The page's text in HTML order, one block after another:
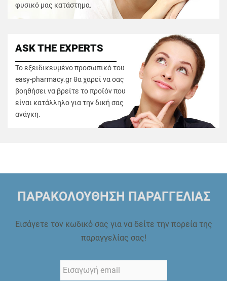
φυσικό μας κατάστημα.
ASK THE EXPERTS
Το εξειδικευμένο προσωπικό του
easy-pharmacy.gr θα χαρεί να σας
βοηθήσει να βρείτε το προϊόν που
είναι κατάλληλο για την δική σας
ανάγκη.
ΠΑΡΑΚΟΛΟΥΘΗΣΗ ΠΑΡΑΓΓΕΛΙΑΣ
Εισάγετε τον κωδικό σας για να δείτε την πορεία της
παραγγελίας σας!